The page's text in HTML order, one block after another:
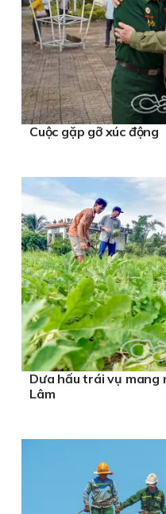
Cuộc gặp gỡ xúc động
Dưa hấu trái vụ mang
Lâm